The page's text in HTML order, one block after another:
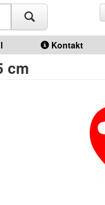
Kontakt
cm